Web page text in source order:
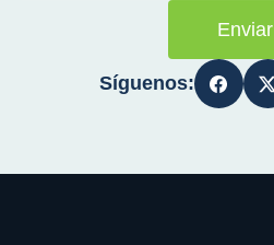
Enviar
Síguenos: